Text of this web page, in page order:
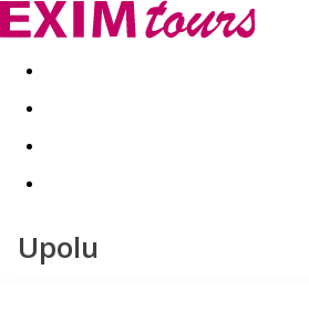
Akční nabídky Last minute
Upolu